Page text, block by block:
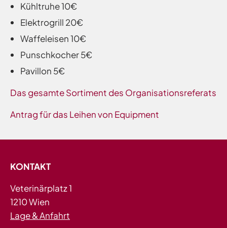
Kühltruhe 10€
⁠Elektrogrill 20€
Waffeleisen 10€
⁠Punschkocher 5€
Pavillon 5€
Das gesamte Sortiment des Organisationsreferats
Antrag für das Leihen von Equipment
KONTAKT
Veterinärplatz 1
1210 Wien
Lage & Anfahrt